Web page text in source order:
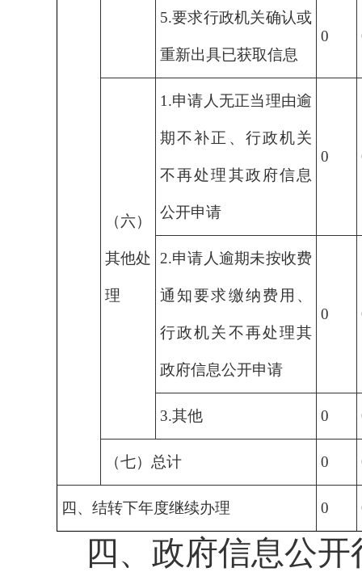
5.要求行政机关确认或
重新出具已获取信息
0
（六）
其他处
理
1.申请人无正当理由逾
期不补正、行政机关
不再处理其政府信息
公开申请
0
2.申请人逾期未按收费
通知要求缴纳费用、
行政机关不再处理其
政府信息公开申请
0
3.其他 0
（七）总计 0
四、结转下年度继续办理 0
四、政府信息公